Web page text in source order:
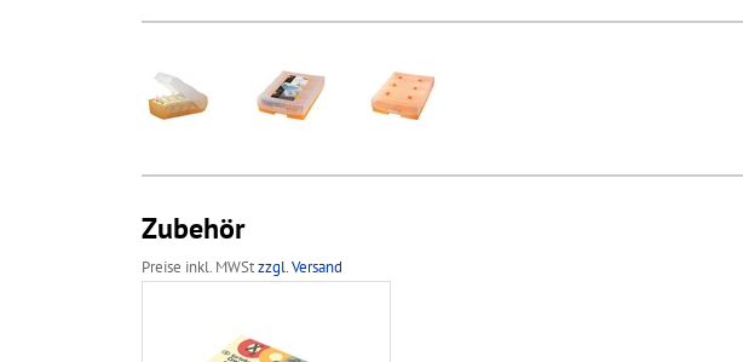
Zubehör
Preise inkl. MWStzzgl. Versand